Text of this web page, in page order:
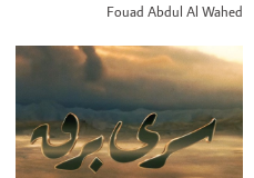
Fouad Abdul Al Wahed